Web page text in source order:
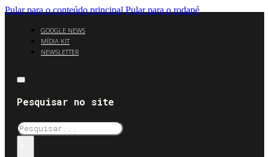
Pular para o conteúdo principal Pular para o rodapé
GOOGLE NEWS
MÍDIA KIT
NEWSLETTER
Pesquisar no site
Pesquisar